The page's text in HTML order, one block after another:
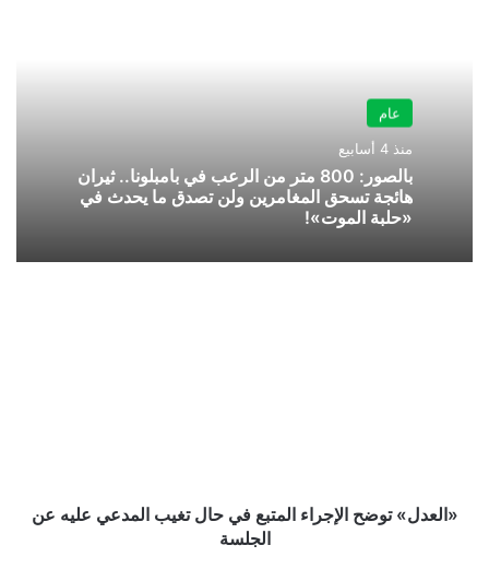
عام
منذ 4 أسابيع
بالصور: 800 متر من الرعب في بامبلونا.. ثيران
هائجة تسحق المغامرين ولن تصدق ما يحدث في
«حلبة الموت»!
عن«العدل» توضح الإجراء المتبع في حال تغيب المدعي عليه عن
الجلسة